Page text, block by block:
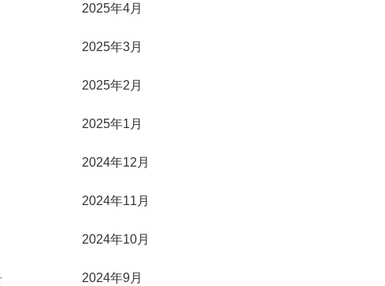
2025年4月
2025年3月
2025年2月
2025年1月
2024年12月
2024年11月
2024年10月
2024年9月